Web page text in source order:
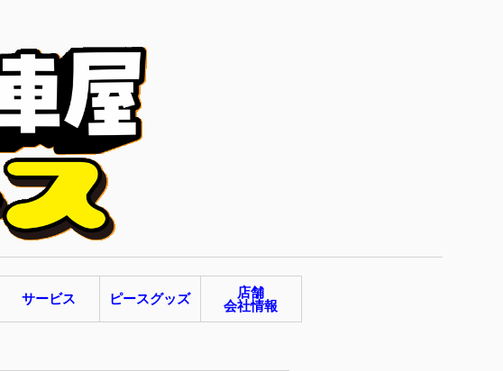
サービス ピースグッズ
店舗
会社情報